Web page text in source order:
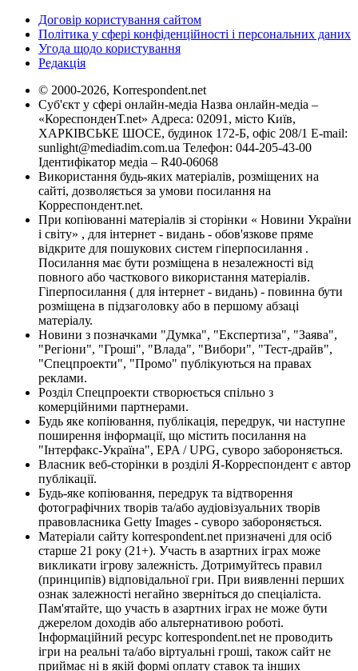
Договір користування сайтом
Політика у сфері конфіденційності і персональних даних
Угода щодо користування
Редакція
© 2000-2026, Korrespondent.net
Суб'єкт у сфері онлайн-медіа Назва онлайн-медіа –
«КореспонденТ.net» Адреса: 02091, місто Київ,
ХАРКІВСЬКЕ ШОСЕ, будинок 172-Б, офіс 208/1 E-mail:
sunlight@mediadim.com.ua Телефон: 044-205-43-00
Ідентифікатор медіа – R40-06068
Використання будь-яких матеріалів, розміщених на
сайті, дозволяється за умови посилання на
Корреспондент.net.
При копіюванні матеріалів зі сторінки « Новини України
і світу» , для інтернет - видань - обов'язкове пряме
відкрите для пошукових систем гіперпосилання .
Посилання має бути розміщена в незалежності від
повного або часткового використання матеріалів.
Гіперпосилання ( для інтернет - видань) - повинна бути
розміщена в підзаголовку або в першому абзаці
матеріалу.
Новини з позначками "Думка", "Експертиза", "Заява",
"Регіони", "Гроші", "Влада", "Вибори", "Тест-драйв",
"Спецпроекти", "Промо" публікуються на правах
реклами.
Розділ Спецпроекти створюється спільно з
комерційними партнерами.
Будь яке копіювання, публікація, передрук, чи наступне
поширення інформації, що містить посилання на
"Інтерфакс-Україна", EPA / UPG, суворо забороняється.
Власник веб-сторінки в розділі Я-Корреспондент є автор
публікації.
Будь-яке копіювання, передрук та відтворення
фотографічних творів та/або аудіовізуальних творів
правовласника Getty Images - суворо забороняється.
Матеріали сайту korrespondent.net призначені для осіб
старше 21 року (21+). Участь в азартних іграх може
викликати ігрову залежність. Дотримуйтесь правил
(принципів) відповідальної гри. При виявленні перших
ознак залежності негайно зверніться до спеціаліста.
Пам'ятайте, що участь в азартних іграх не може бути
джерелом доходів або альтернативою роботі.
Інформаційний ресурс korrespondent.net не проводить
ігри на реальні та/або віртуальні гроші, також сайт не
приймає ні в якій формі оплату ставок та інших